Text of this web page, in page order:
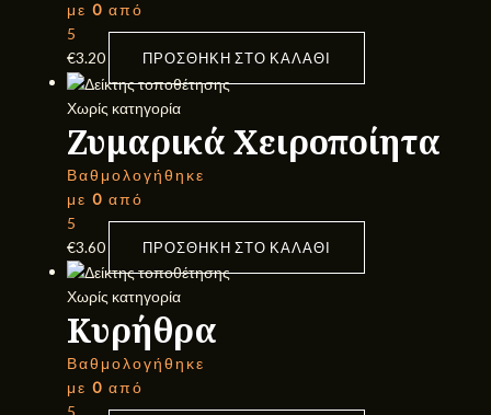
με0 από
5
€3.20 ΠΡΟΣΘΉΚΗ ΣΤΟ ΚΑΛΆΘΙ
Χωρίς κατηγορία
Ζυμαρικά Χειροποίητα
Βαθμολογήθηκε
με0 από
5
€3.60 ΠΡΟΣΘΉΚΗ ΣΤΟ ΚΑΛΆΘΙ
Χωρίς κατηγορία
Κυρήθρα
Βαθμολογήθηκε
με0 από